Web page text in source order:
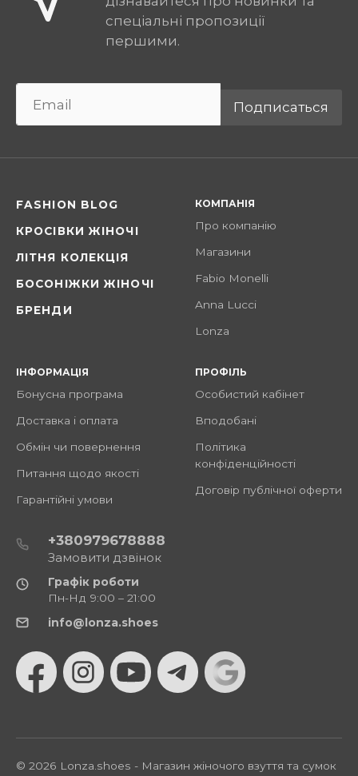
спеціальні пропозиції
першими.
Подписаться
FASHION BLOG
КРОСІВКИ ЖІНОЧІ
ЛІТНЯ КОЛЕКЦІЯ
БОСОНІЖКИ ЖІНОЧІ
БРЕНДИ
КОМПАНІЯ
Про компанію
Магазини
Fabio Monelli
Anna Lucci
Lonza
ІНФОРМАЦІЯ
Бонусна програма
Доставка і оплата
Обмін чи повернення
Питання щодо якості
Гарантійні умови
ПРОФІЛЬ
Особистий кабінет
Вподобані
Політика
конфіденційності
Договір публічної оферти
+380979678888
Замовити дзвінок
Графік роботи
Пн-Нд 9:00 – 21:00
info@lonza.shoes
© 2026 Lonza.shoes - Магазин жіночого взуття та сумок